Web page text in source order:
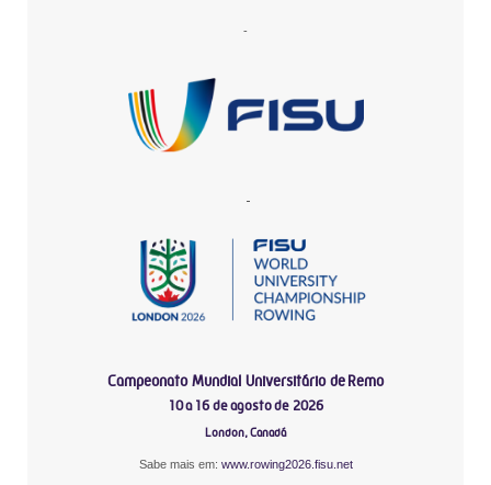
-
-
Campeonato Mundial Universitário de Remo
10 a 16 de agosto de 2026
London, Canadá
Sabe mais em: www.rowing2026.fisu.net